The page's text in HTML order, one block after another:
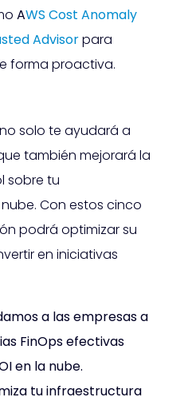
AWS Cost Anomaly
Advisorpara
forma proactiva.
solo te ayudará a
también mejorará la
sobre tu
Con estos cinco
podrá optimizar su
en iniciativas
a las empresas a
FinOps efectivas
en la nube.
tu infraestructura